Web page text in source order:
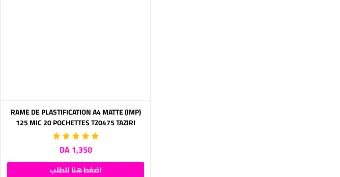
(IMP) RAME DE PLASTIFICATION A4 MATTE
125 MIC 20 POCHETTES TZ0475 TAZIRI
1,350 DA
اضغط هنا للطلب